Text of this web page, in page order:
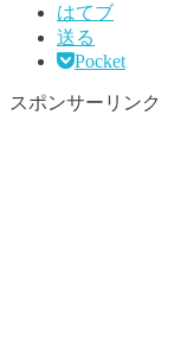
はてブ
送る
Pocket
スポンサーリンク